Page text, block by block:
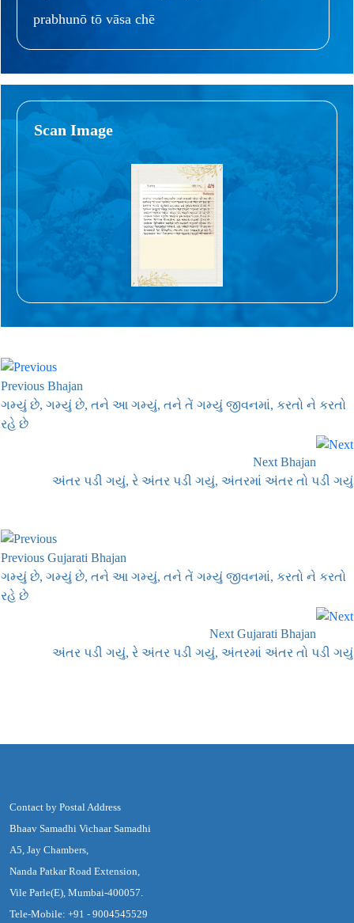
prabhunō tō vāsa chē
Scan Image
Previous Bhajan
ગમ્યું છે, ગમ્યું છે, તને આ ગમ્યું, તને તેં ગમ્યું જીવનમાં, કરતો ને કરતો
રહે છે
Next Bhajan
અંતર પડી ગયું, રે અંતર પડી ગયું, અંતરમાં અંતર તો પડી ગયું
Previous Gujarati Bhajan
ગમ્યું છે, ગમ્યું છે, તને આ ગમ્યું, તને તેં ગમ્યું જીવનમાં, કરતો ને કરતો
રહે છે
Next Gujarati Bhajan
અંતર પડી ગયું, રે અંતર પડી ગયું, અંતરમાં અંતર તો પડી ગયું
Contact by Postal Address
Bhaav Samadhi Vichaar Samadhi
A5, Jay Chambers,
Nanda Patkar Road Extension,
Vile Parle(E), Mumbai-400057.
Tele-Mobile: +91 - 9004545529